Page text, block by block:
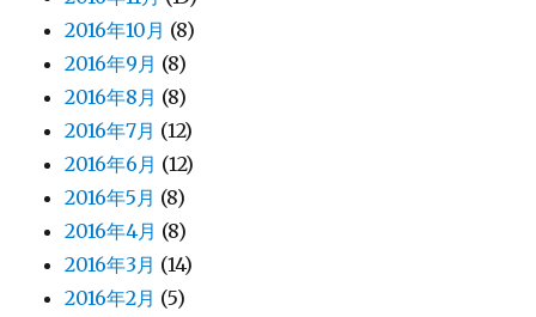
2016年10月 (8)
2016年9月 (8)
2016年8月 (8)
2016年7月 (12)
2016年6月 (12)
2016年5月 (8)
2016年4月 (8)
2016年3月 (14)
2016年2月 (5)